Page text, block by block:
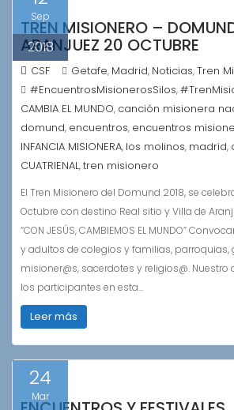
Sep
2018
TREN MISIONERO –
ARANJUEZ 20 OCTUBRE
CSF Getafe, Madrid, Noticias,Tren
#EncuentrosMisionerosSilos,
CAMBIA EL MUNDO, canción misionera
domund, encuentros, encuentros
INFANCIA MISIONERA, los molinos, madrid,
CUATRIENAL,tren misionero
El Tren Misionero del Domund 2018, se
Octubre con destino Real sitio y Villa de
“CON JESÚS, CAMBIEMOS EL MUNDO”
y adultos de colegios y familias, parroquias,
misioner@s, sacerdotes y religios@.
los participantes en esta…
Leer más
24
Mar